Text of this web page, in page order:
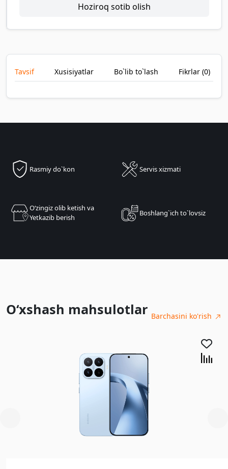
Hoziroq sotib olish
Tavsif Xusisiyatlar Bo`lib to`lash Fikrlar (0)
Rasmiy do`kon Servis xizmati
Oʻzingiz olib ketish va
Yetkazib berish
Boshlang`ich to`lovsiz
O‘xshash mahsulotlar Barchasini ko'rish